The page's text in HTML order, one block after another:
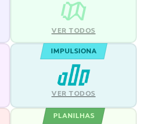
VER TODOS
IMPULSIONA
VER TODOS
PLANILHAS